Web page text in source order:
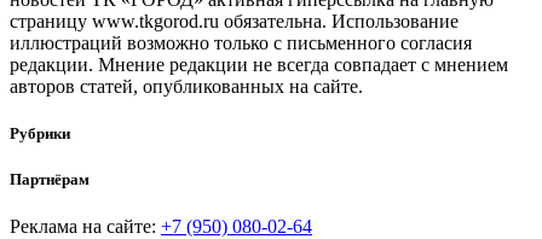
страницу www.tkgorod.ru обязательна. Использование
иллюстраций возможно только с письменного согласия
редакции. Мнение редакции не всегда совпадает с мнением
авторов статей, опубликованных на сайте.
Рубрики
Партнёрам
Реклама на сайте: +7 (950) 080-02-64